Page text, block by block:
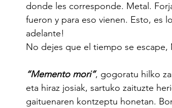
donde les corresponde. Metal.
fueron y para eso vienen. Esto, es
adelante!
No dejes que el tiempo se escape,
“Memento mori”, gogoratu hilko
eta hiraz josiak, sartuko zaituzte
gaituenaren kontzeptu honetan.